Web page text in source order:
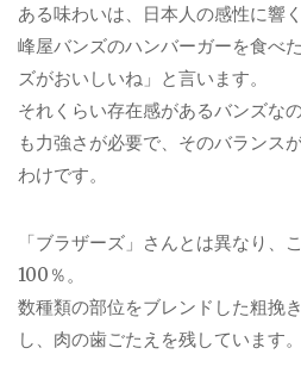
ある味わいは、日本人の感性に響く
峰屋バンズのハンバーガーを食べ
ズがおいしいね」と言います。
それくらい存在感があるバンズな
も力強さが必要で、そのバランス
わけです。
「ブラザーズ」さんとは異なり、
100％。
数種類の部位をブレンドした粗挽
し、肉の歯ごたえを残しています。